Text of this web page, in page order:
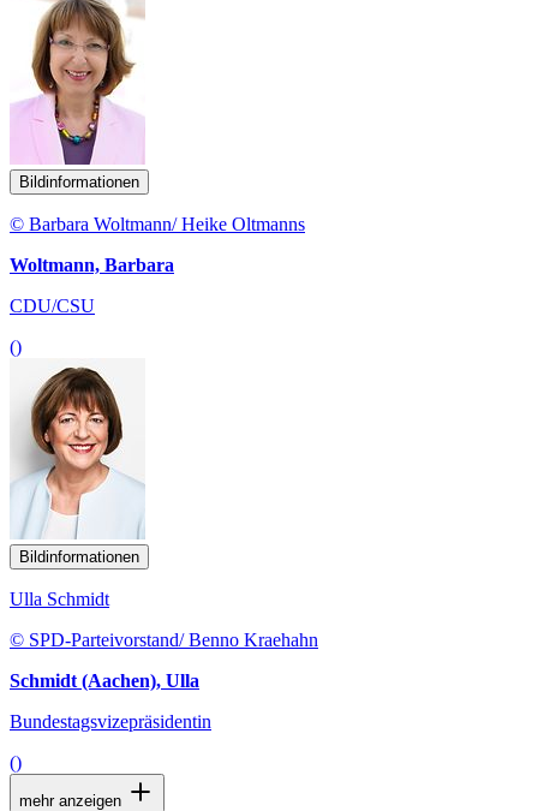
Bildinformationen
© Barbara Woltmann/ Heike Oltmanns
Woltmann, Barbara
CDU/CSU
()
Bildinformationen
Ulla Schmidt
© SPD-Parteivorstand/ Benno Kraehahn
Schmidt (Aachen), Ulla
Bundestagsvizepräsidentin
()
mehr anzeigen